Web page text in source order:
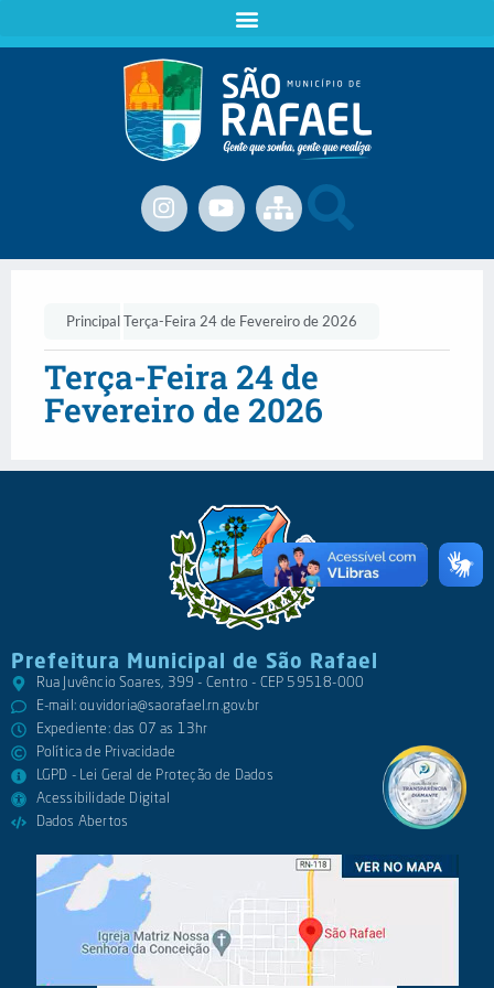
PrincipalTerça-Feira 24 de Fevereiro de 2026
Terça-Feira 24 de
Fevereiro de 2026
Prefeitura Municipal de São Rafael
Rua Juvêncio Soares, 399 - Centro - CEP 59518-000
E-mail:ouvidoria@saorafael.rn.gov.br
Expediente: das 07 as 13hr
Política de Privacidade
LGPD - Lei Geral de Proteção de Dados
Acessibilidade Digital
Dados Abertos